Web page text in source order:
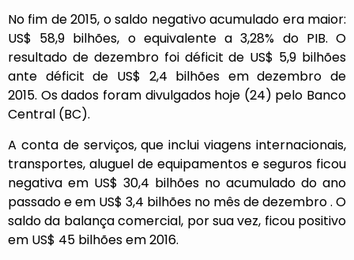
No fim de 2015, o saldo negativo acumulado era maior:
US$ 58,9 bilhões, o equivalente a 3,28% do PIB. O
resultado de dezembro foi déficit de US$ 5,9 bilhões
ante déficit de US$ 2,4 bilhões em dezembro de
2015. Os dados foram divulgados hoje (24) pelo Banco
Central (BC).
A conta de serviços, que inclui viagens internacionais,
transportes, aluguel de equipamentos e seguros ficou
negativa em US$ 30,4 bilhões no acumulado do ano
passado e em US$ 3,4 bilhões no mês de dezembro . O
saldo da balança comercial, por sua vez, ficou positivo
em US$ 45 bilhões em 2016.